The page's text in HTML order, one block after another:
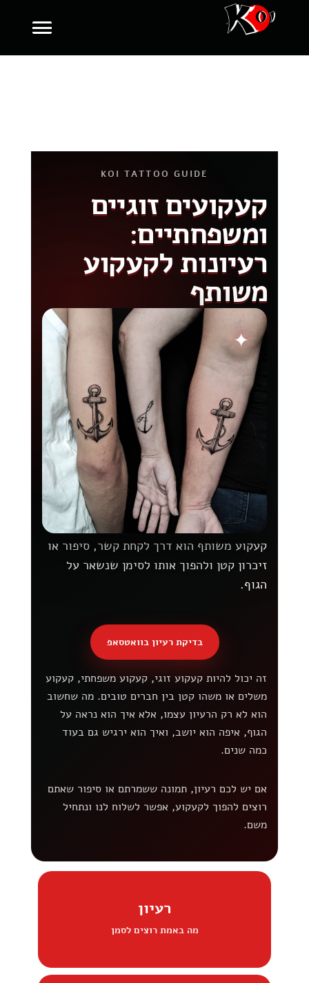
KOI TATTOO GUIDE
קעקועים זוגיים
ומשפחתיים:
רעיונות לקעקוע
משותף
קעקוע משותף הוא דרך לקחת קשר, סיפור או
זיכרון קטן ולהפוך אותו לסימן שנשאר על
הגוף.
זה יכול להיות קעקוע זוגי, קעקוע משפחתי, קעקוע
משלים או משהו קטן בין חברים טובים. מה שחשוב
הוא לא רק הרעיון עצמו, אלא איך הוא נראה על
הגוף, איפה הוא יושב, ואיך הוא ירגיש גם בעוד
כמה שנים.
אם יש לכם רעיון, תמונה ששמרתם או סיפור שאתם
רוצים להפוך לקעקוע, אפשר לשלוח לנו ונתחיל
משם.
בדיקת רעיון בוואטסאפ
רעיון
מה באמת רוצים לסמן